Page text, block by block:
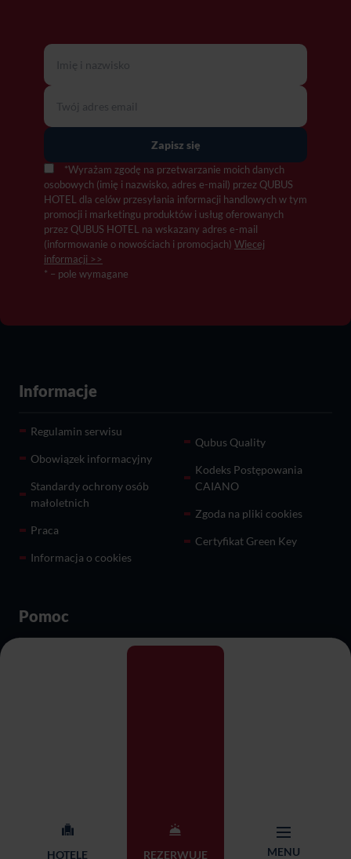
HOTELE REZERWUJĘ MENU
*Wyrażam zgodę na przetwarzanie moich danych
osobowych (imię i nazwisko, adres e-mail) przez QUBUS
HOTEL dla celów przesyłania informacji handlowych w tym
promocji i marketingu produktów i usług oferowanych
przez QUBUS HOTEL na wskazany adres e-mail
(informowanie o nowościach i promocjach) Wiecej
informacji >>
* – pole wymagane
Informacje
Regulamin serwisu
Obowiązek informacyjny
Standardy ochrony osób
małoletnich
Praca
Informacja o cookies
Qubus Quality
Kodeks Postępowania
CAIANO
Zgoda na pliki cookies
Certyfikat Green Key
Pomoc
Centrala Sieci Qubus Hotel
Management
+48 71 782 87 65